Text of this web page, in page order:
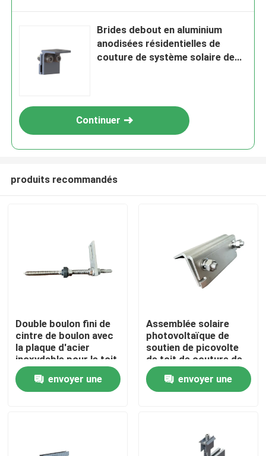
Maison
Produits
Vidéos
Brides debout en aluminium
anodisées résidentielles de
couture de système solaire de
Continuer
produits recommandés
Double boulon fini de
cintre de boulon avec
la plaque d'acier
inoxydable pour le toit
en métal avec le purlin
en boisenvoyer une
Assemblée solaire
photovoltaïque de
soutien de picovolte
de toit de couture de
position de bride de
couture du toit A2
envoyer une